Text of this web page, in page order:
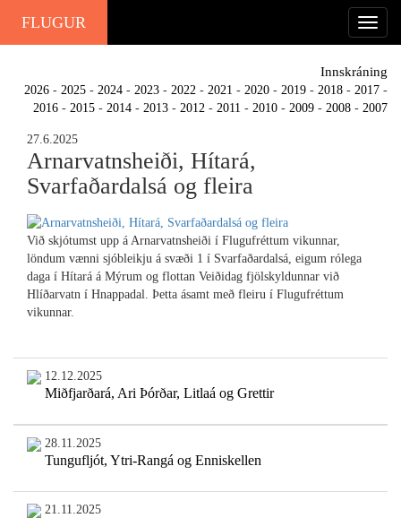
FLUGUR
Innskráning
2026 - 2025 - 2024 - 2023 - 2022 - 2021 - 2020 - 2019 - 2018 - 2017 -
2016 - 2015 - 2014 - 2013 - 2012 - 2011 - 2010 - 2009 - 2008 - 2007
27.6.2025
Arnarvatnsheiði, Hítará,
Svarfaðardalsá og fleira
Við skjótumst upp á Arnarvatnsheiði í Flugufréttum vikunnar,
löndum vænni sjóbleikju á svæði 1 í Svarfaðardalsá, eigum rólega
daga í Hítará á Mýrum og flottan Veiðidag fjölskyldunnar við
Hlíðarvatn í Hnappadal. Þetta ásamt með fleiru í Flugufréttum
vikunnar.
12.12.2025
Miðfjarðará, Ari Þórðar, Litlaá og Grettir
28.11.2025
Tungufljót, Ytri-Rangá og Enniskellen
21.11.2025